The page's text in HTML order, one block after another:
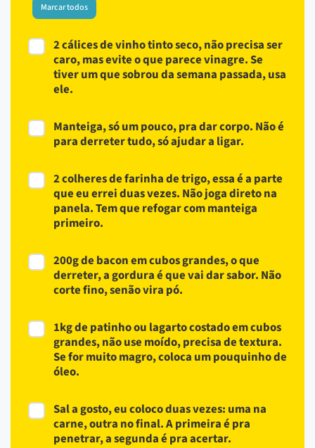
Marcar todos
2 cálices de vinho tinto seco, não precisa ser
caro, mas evite o que parece vinagre. Se
tiver um que sobrou da semana passada, usa
ele.
Manteiga, só um pouco, pra dar corpo. Não é
para derreter tudo, só ajudar a ligar.
2 colheres de farinha de trigo, essa é a parte
que eu errei duas vezes. Não joga direto na
panela. Tem que refogar com manteiga
primeiro.
200g de bacon em cubos grandes, o que
derreter, a gordura é que vai dar sabor. Não
corte fino, senão vira pó.
1kg de patinho ou lagarto costado em cubos
grandes, não use moído, precisa de textura.
Se for muito magro, coloca um pouquinho de
óleo.
Sal a gosto, eu coloco duas vezes: uma na
carne, outra no final. A primeira é pra
penetrar, a segunda é pra acertar.